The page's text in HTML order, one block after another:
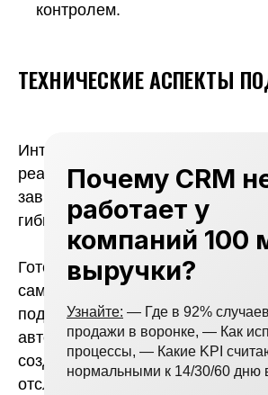
контролем.
ТЕХНИЧЕСКИЕ АСПЕКТЫ
Интеграция СДЭК и amoCRM
реализована разными
зависит от масштаба бизнеса и
гибкости.
Готовые виджеты из
самый быстрый путь к запуску.
подключить СДЭК за несколько
автоматизировать основные
создание заказов, расчет
отслеживание статусов. Такой
Почему CRM
работает у
компаний 100
выручки?
Узнайте: — Где в 92%
продажи в воронке, — Как
процессы, — Какие KPI
нормальными к 14/30/60 дню